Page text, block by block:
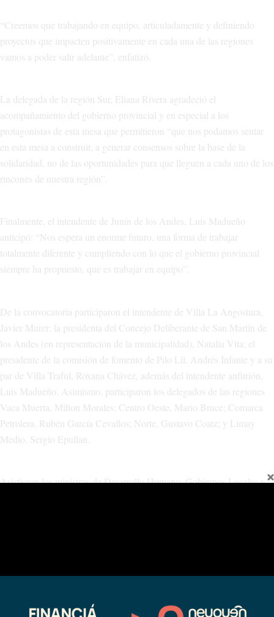
“Creemos que trabajando en equipo, articuladamente y definiendo
proyectos que impacten positivamente en cada una de las regiones
vamos a poder salir adelante”, enfatizó.
La delegada de la región Sur, Eliana Rivera agradeció el
acompañamiento del gobierno provincial y en especial a los
protagonistas de esta mesa que permitieron “que nos podamos sentar
en esta mesa a construir, a generar consensos sobre la base de la
solidaridad, no de las oportunidades para que lleguen a cada uno de los
rincones de nuestra región”.
Finalmente, el intendente de Junín de los Andes, Luis Madueño
anticipó: “Nos espera un enorme futuro, una forma de trabajar
totalmente diferente y cumpliendo con lo que el gobierno provincial
siempre ha propuesto, que es trabajar en equipo”.
De la convocatoria participaron el intendente de Villa La Angostura,
Javier Murer; la presidenta del Concejo Deliberante de San Martín de
los Andes (en representación de la municipalidad), Natalia Vita; el
presidente de la comisión de fomento de Pilo Lil, Andrés Infante y a su
par de Villa Traful, Roxana Chávez, además del intendente anfitrión,
Luis Madueño. Asimismo, participaron los delegados de las regiones
Vaca Muerta, Milton Morales; Centro Oeste, Mario Bruce; Comarca
Petrolera, Rubén García Cevallos; Norte, Gustavo Coatz; y Limay
Medio, Sergio Epullan.
Asistieron los ministros de Desarrollo Humano, Gobiernos Locales y
de Educación, Soledad Martínez. Junto con los secretarios de
Emergencia y Gestión del Riesgo, Luciana Ortiz Luna; y de Ambiente,